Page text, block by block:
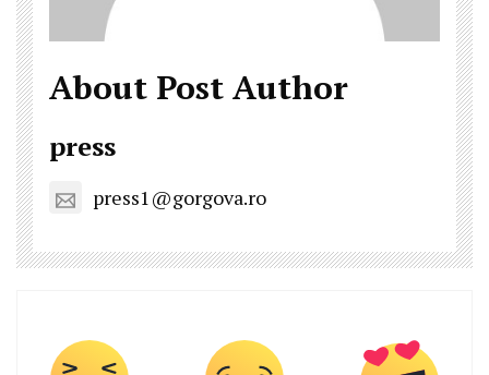
About Post Author
press
press1@gorgova.ro